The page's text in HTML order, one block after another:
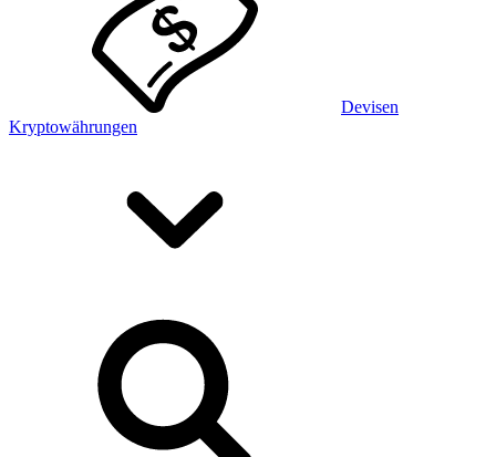
Devisen
Kryptowährungen